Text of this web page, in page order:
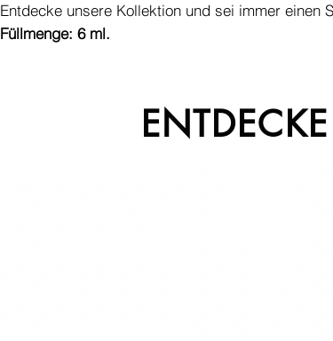
Entdecke unsere Kollektion und sei immer einen
Füllmenge: 6 ml.